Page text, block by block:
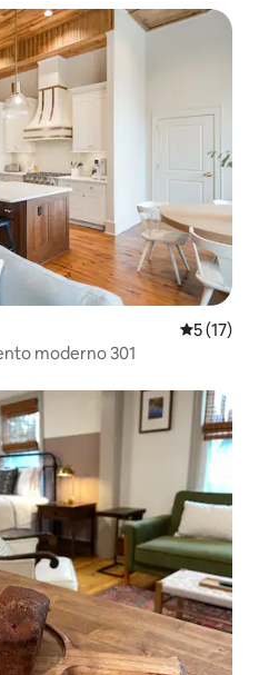
5 de uma
5 (17)
moderno 301
hóspedes